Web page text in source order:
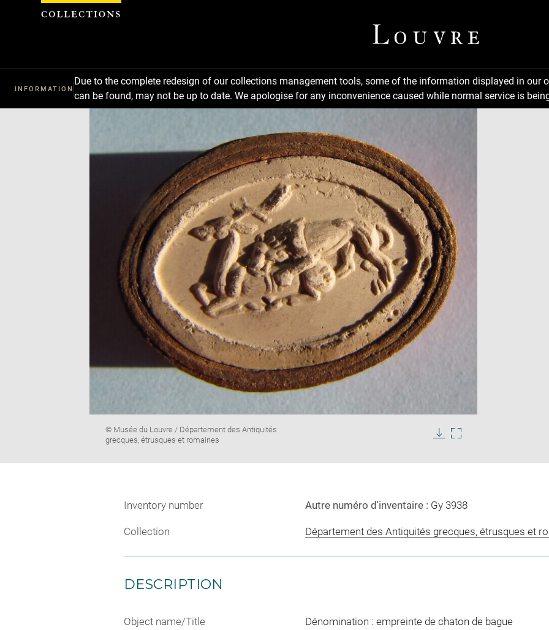
INFORMATION
Due to the complete redesign of our collections management tools, some of the information displayed in
can be found, may not be up to date. We apologise for any inconvenience caused while normal service is
Image
caption:
© Musée du Louvre / Département des Antiquités
grecques, étrusques et romaines
Inventory number Autre numéro d'inventaire : Gy 3938
Collection Département des Antiquités grecques, étrusques et
DESCRIPTION
Object name/Title
Dénomination : empreinte de chaton de bague
Cookies management panel